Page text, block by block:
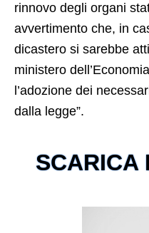
rinnovo degli organi
avvertimento che, in
dicastero si sarebbe
ministero
l’adozione dei
dalla legge”.
SCARICA